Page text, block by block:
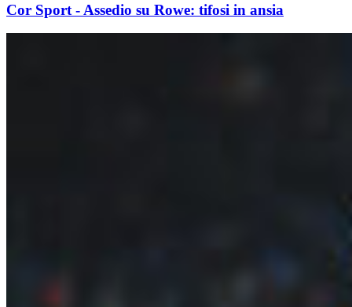
Cor Sport - Assedio su Rowe: tifosi in ansia